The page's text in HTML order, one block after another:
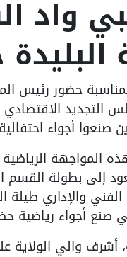
واد
حضور رئيس
التجديد الاقتصادي
صنعوا أجواء
المواجهة
إلى بطولة القسم
والإداري طيلة
أجواء رياضية
أشرف والي الولاية